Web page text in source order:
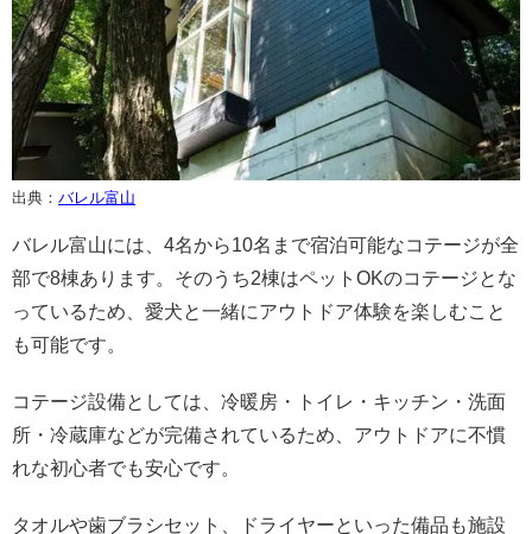
出典： バレル富山
バレル富山には、4名から10名まで宿泊可能なコテージが全
部で8棟あります。そのうち2棟はペットOKのコテージとな
っているため、愛犬と一緒にアウトドア体験を楽しむこと
も可能です。
コテージ設備としては、冷暖房・トイレ・キッチン・洗面
所・冷蔵庫などが完備されているため、アウトドアに不慣
れな初心者でも安心です。
タオルや歯ブラシセット、ドライヤーといった備品も施設